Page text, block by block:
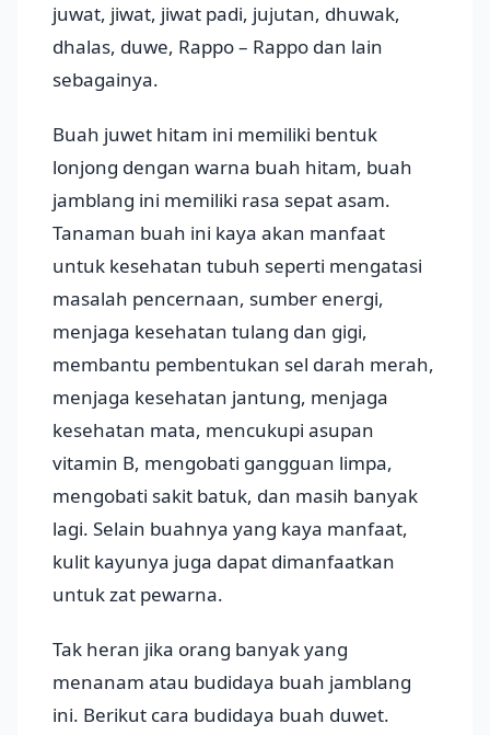
juwat, jiwat, jiwat padi, jujutan, dhuwak,
dhalas, duwe, Rappo – Rappo dan lain
sebagainya.
Buah juwet hitam ini memiliki bentuk
lonjong dengan warna buah hitam, buah
jamblang ini memiliki rasa sepat asam.
Tanaman buah ini kaya akan manfaat
untuk kesehatan tubuh seperti mengatasi
masalah pencernaan, sumber energi,
menjaga kesehatan tulang dan gigi,
membantu pembentukan sel darah merah,
menjaga kesehatan jantung, menjaga
kesehatan mata, mencukupi asupan
vitamin B, mengobati gangguan limpa,
mengobati sakit batuk, dan masih banyak
lagi. Selain buahnya yang kaya manfaat,
kulit kayunya juga dapat dimanfaatkan
untuk zat pewarna.
Tak heran jika orang banyak yang
menanam atau budidaya buah jamblang
ini. Berikut cara budidaya buah duwet.